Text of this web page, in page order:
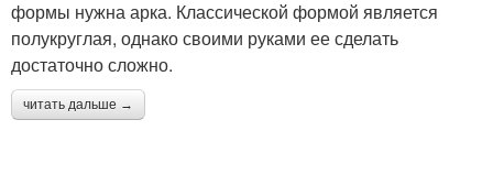
формы нужна арка. Классической формой является
полукруглая, однако своими руками ее сделать
достаточно сложно.
читать дальше →